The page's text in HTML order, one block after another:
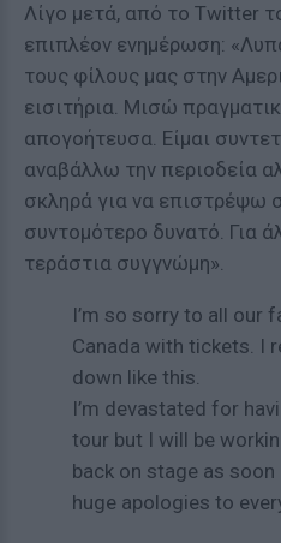
Λίγο μετά, από το Twitter
επιπλέον ενημέρωση:
τους φίλους μας στην
εισιτήρια. Μισώ
απογοήτευσα. Είμαι
αναβάλλω την περιοδεία
σκληρά για να επιστρέψω
συντομότερο δυνατό. Για
τεράστια συγγνώμη».
I’m so sorry to all our
Canada with tickets. I
down like this.
I’m devastated for
tour but I will be
back on stage as soon
huge apologies to